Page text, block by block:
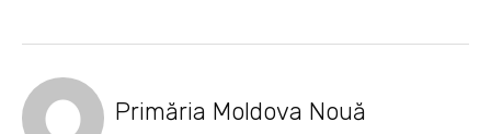
Primăria Moldova Nouă